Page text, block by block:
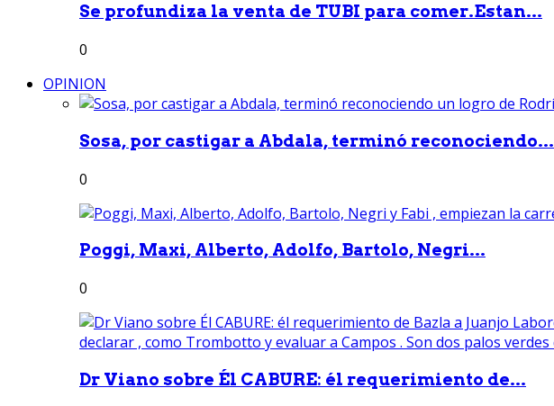
Se profundiza la venta de TUBI para comer.Estan...
0
OPINION
Sosa, por castigar a Abdala, terminó reconociendo...
0
Poggi, Maxi, Alberto, Adolfo, Bartolo, Negri...
0
Dr Viano sobre Él CABURE: él requerimiento de...